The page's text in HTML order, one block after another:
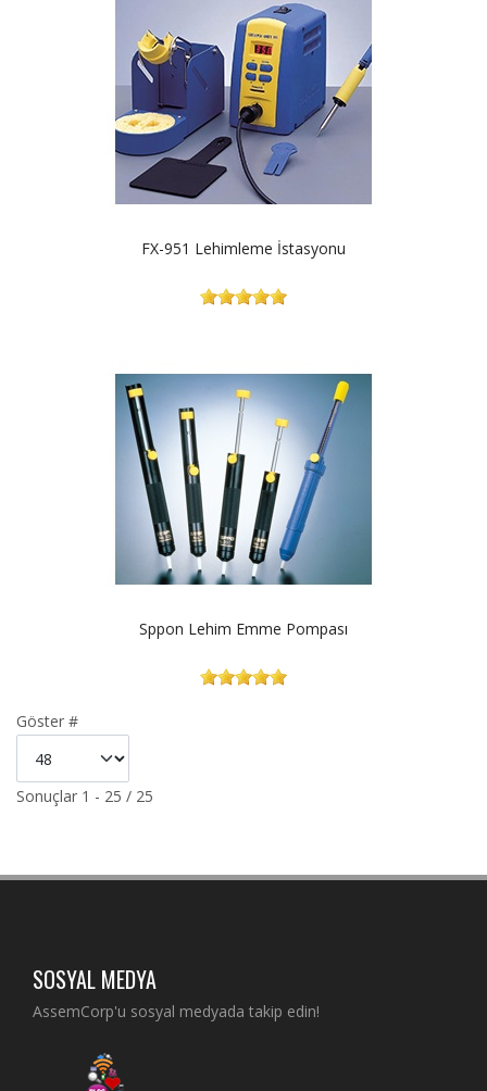
FX-951 Lehimleme İstasyonu
Sppon Lehim Emme Pompası
Göster #
Sonuçlar 1 - 25 / 25
SOSYAL MEDYA
AssemCorp'u sosyal medyada takip edin!